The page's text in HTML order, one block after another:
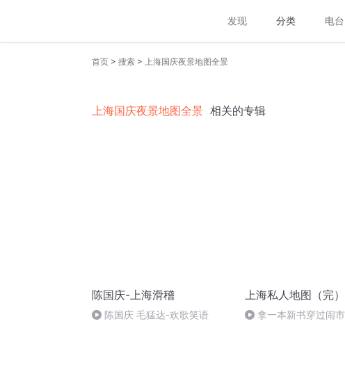
发现 分类 电台
首页 > 搜索 > 上海国庆夜景地图全景
上海国庆夜景地图全景 相关的专辑
陈国庆-上海滑稽
陈国庆 毛猛达-欢歌笑语
上海私人地图（完）
拿一本新书穿过闹市